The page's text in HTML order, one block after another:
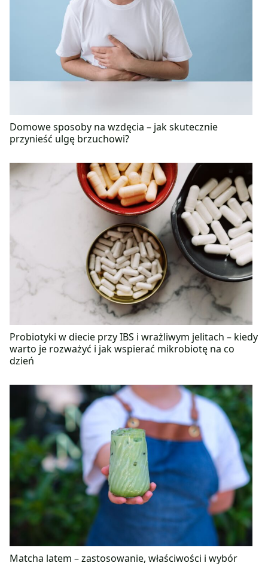
Domowe sposoby na wzdęcia – jak skutecznie
przynieść ulgę brzuchowi?
Probiotyki w diecie przy IBS i wrażliwym jelitach – kiedy
warto je rozważyć i jak wspierać mikrobiotę na co
dzień
Matcha latem – zastosowanie, właściwości i wybór